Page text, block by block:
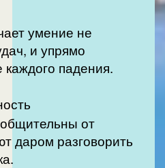
умение не
и упрямо
падения.
от
даром разговорить